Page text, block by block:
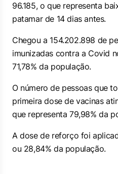
96.185, o que representa
patamar de 14 dias antes.
Chegou a 154.202.898 de
imunizadas contra a Covid
71,78% da população.
O número de pessoas que
primeira dose de vacinas
que representa 79,98% da
A dose de reforço foi
ou 28,84% da população.